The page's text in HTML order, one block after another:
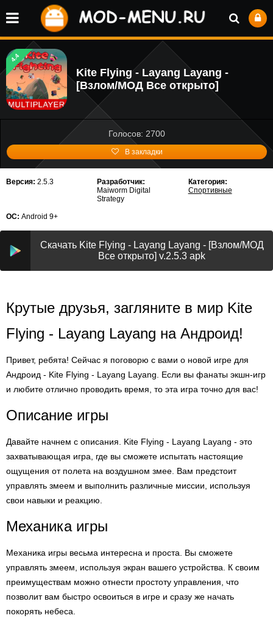
4.4
Kite Flying - Layang Layang -
[Взлом/МОД Все открыто]
Голосов: 2700
В закладки
Версия: 2.5.3
Разработчик:
Maiworm Digital
Strategy
Категория:
Спортивные
ОС: Android 9+
Скачать Kite Flying - Layang Layang - [Взлом/МОД
Все открыто] v.2.5.3 apk
Крутые друзья, загляните в мир Kite
Flying - Layang Layang на Андроид!
Привет, ребята! Сейчас я поговорю с вами о новой игре для
Андроид - Kite Flying - Layang Layang. Если вы фанаты экшн-игр
и любите отлично проводить время, то эта игра точно для вас!
Описание игры
Давайте начнем с описания. Kite Flying - Layang Layang - это
захватывающая игра, где вы сможете испытать настоящие
ощущения от полета на воздушном змее. Вам предстоит
управлять змеем и выполнить различные миссии, используя
свои навыки и реакцию.
Механика игры
Механика игры весьма интересна и проста. Вы сможете
управлять змеем, используя экран вашего устройства. К своим
преимуществам можно отнести простоту управления, что
позволит вам быстро освоиться в игре и сразу же начать
покорять небеса.